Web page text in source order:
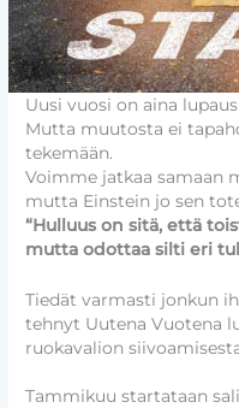
Uusi vuosi on aina
Mutta muutosta ei
tekemään.
Voimme jatkaa samaan
mutta Einstein jo sen
“Hulluus on sitä, että
mutta odottaa silti eri
Tiedät varmasti jonkun
tehnyt Uutena Vuotena
ruokavalion
Tammikuu startataan